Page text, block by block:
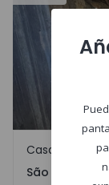
São Tomé do
Casa de
São Tomé do